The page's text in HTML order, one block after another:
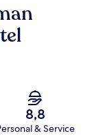
8,8
& Service